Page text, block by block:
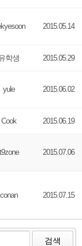
2015.05.14
학생 2015.05.29
yule 2015.06.02
Cook 2015.06.19
t9zone 2015.07.06
conan 2015.07.15
검색